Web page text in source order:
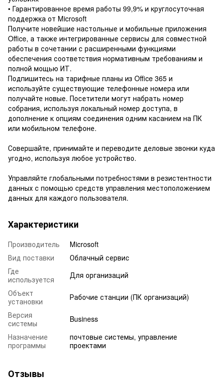
• Гарантированное время работы 99,9% и круглосуточная
поддержка от Microsoft
Получите новейшие настольные и мобильные приложения
Office, а также интегрированные сервисы для совместной
работы в сочетании с расширенными функциями
обеспечения соответствия нормативным требованиям и
полной мощью ИТ.
Подпишитесь на тарифные планы из Office 365 и
используйте существующие телефонные номера или
получайте новые. Посетители могут набрать номер
собрания, используя локальный номер доступа, в
дополнение к опциям соединения одним касанием на ПК
или мобильном телефоне.
Совершайте, принимайте и переводите деловые звонки куда
угодно, используя любое устройство.
Управляйте глобальными потребностями в резистентности
данных с помощью средств управления местоположением
данных для каждого пользователя.
Характеристики
Производитель
Microsoft
Вид поставки
Облачный сервис
Где
используется
Для организаций
Объект
установки
Рабочие станции (ПК организаций)
Версия
системы
Business
Назначение
программы
почтовые системы, управление
проектами
Отзывы